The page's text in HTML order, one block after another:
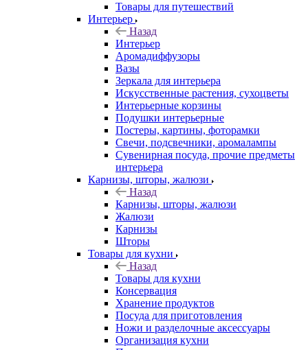
Товары для путешествий
Интерьер
Назад
Интерьер
Аромадиффузоры
Вазы
Зеркала для интерьера
Искусственные растения, сухоцветы
Интерьерные корзины
Подушки интерьерные
Постеры, картины, фоторамки
Свечи, подсвечники, аромалампы
Сувенирная посуда, прочие предметы
интерьера
Карнизы, шторы, жалюзи
Назад
Карнизы, шторы, жалюзи
Жалюзи
Карнизы
Шторы
Товары для кухни
Назад
Товары для кухни
Консервация
Хранение продуктов
Посуда для приготовления
Ножи и разделочные аксессуары
Организация кухни